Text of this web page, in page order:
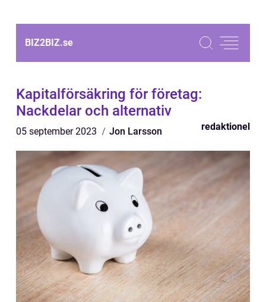
BIZ2BIZ.se
Kapitalförsäkring för företag:
Nackdelar och alternativ
05 september 2023 Jon Larsson redaktionel